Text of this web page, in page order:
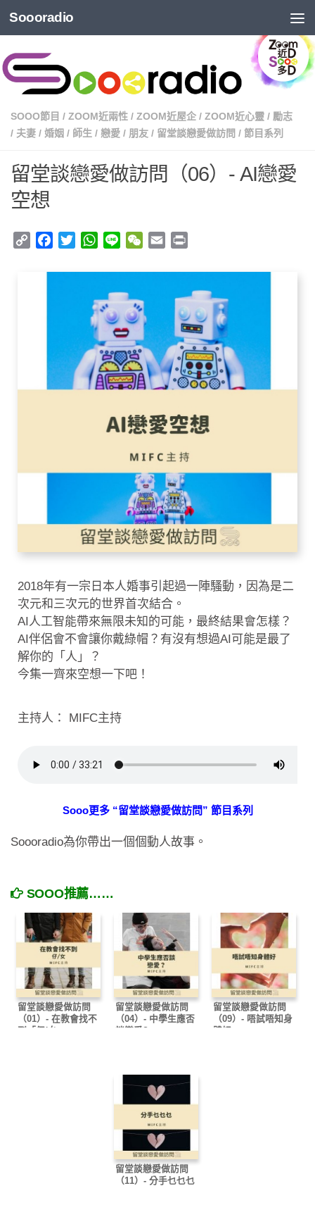
Soooradio
SOOO節目 / ZOOM近兩性 / ZOOM近屋企 / ZOOM近心靈 / 勵志
/ 夫妻 / 婚姻 / 師生 / 戀愛 / 朋友 / 留堂談戀愛做訪問 / 節目系列
留堂談戀愛做訪問（06）- AI戀愛
空想
Copy
Facebook
TwitterWhatsApp
Line WeChat
Email
2018年有一宗日本人婚事引起過一陣騷動，因為是二
次元和三次元的世界首次結合。
AI人工智能帶來無限未知的可能，最終結果會怎樣？
AI伴侶會不會讓你戴綠帽？有沒有想過AI可能是最了
解你的「人」？
今集一齊來空想一下吧！
主持人： MIFC主持
Sooo更多 “留堂談戀愛做訪問” 節目系列
Soooradio為你帶出一個個動人故事。
SOOO推薦……
留堂談戀愛做訪問
（01）- 在教會找不
到「仔/女」
留堂談戀愛做訪問
（04）- 中學生應否
談戀愛?
留堂談戀愛做訪問
（09）- 唔試唔知身
體好
留堂談戀愛做訪問
（11）- 分手乜乜乜